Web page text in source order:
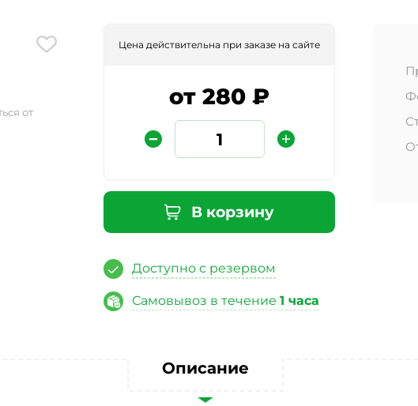
от
Цена действительна при заказе на сайте
от 280 ₽
В корзину
Доступно с резервом
Самовывоз в течение1 часа
Описание
Защита от автоматических сообщений
Введите слово на картинке*
кнопку «Отправить отзыв», я даю свое согласие на обработку